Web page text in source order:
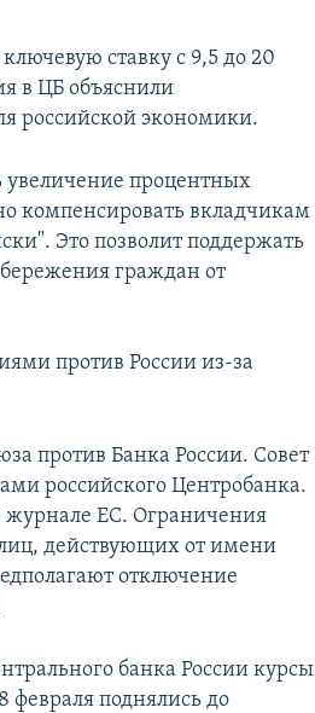
ставку с 9,5 до 20
в ЦБ объяснили
российской экономики.
увеличение процентных
компенсировать вкладчикам
Это позволит поддержать
граждан от
против России из-за
против Банка России. Совет
российского Центробанка.
журнале ЕС. Ограничения
действующих от имени
отключение
банка России курсы
февраля поднялись до